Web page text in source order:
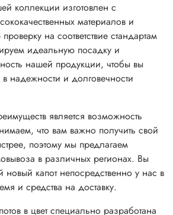
коллекции изготовлен с
материалов и
на соответствие стандартам
идеальную посадку и
нашей продукции, чтобы вы
надежности и долговечности
является возможность
что вам важно получить свой
поэтому мы предлагаем
в различных регионах. Вы
новый капот непосредственно у нас в
и средства на доставку.
в цвет специально разработана